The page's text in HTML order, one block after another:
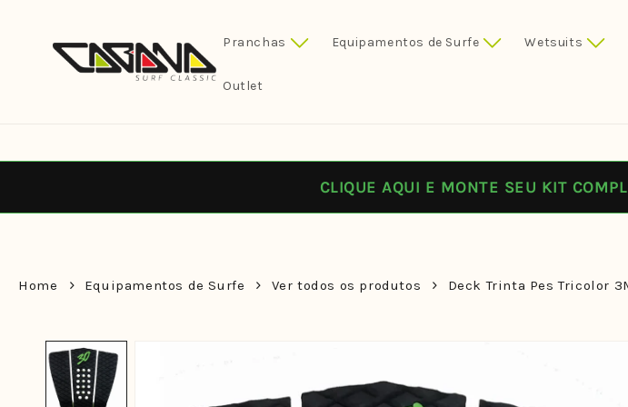
Pranchas Equipamentos de Surfe Wetsuits
Outlet
CLIQUE AQUI E MONTE SEU KIT
Home Equipamentos de Surfe Ver todos os produtos Deck Trinta Pes Tricolor